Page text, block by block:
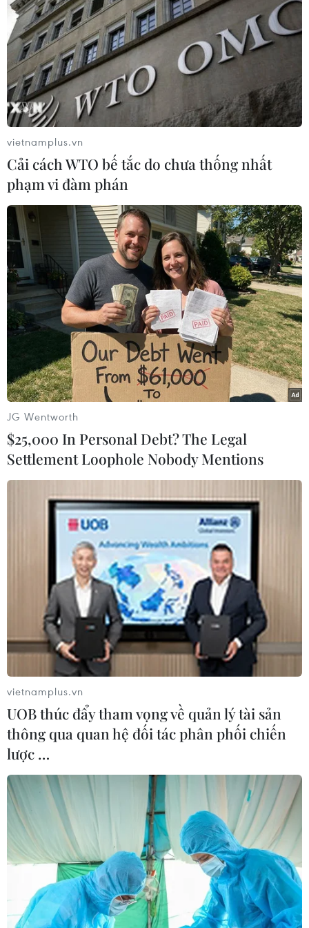
#Dàn âm thanh
#Tổng thống đắc cử Mỹ
#Donald Trump
#Nhà Trắng
#Chuyển giao quyền lực
#Nội các
#Chính phủ Mỹ Mỹ
TIN LIÊN QUAN
Thượng nghị sĩ Đảng Dân chủ đề xuất bãi
bỏ cơ chế đại cử tri
16/11/2016 04:12
Thượng nghị sỹ Barbara Boxer của Đảng Dân chủ đã
giới thiệu một dự luật nhằm bãi bỏ cơ chế cử tri đoàn,
vốn cho phép tỷ phú Donald Trump của Đảng Cộng hòa
đắc cử Tổng thống Mỹ.
Ông Trump đề cử 2 quan chức thời cựu
vietnamplus.vn
Cải cách WTO bế tắc do chưa thống nhất
phạm vi đàm phán
JG Wentworth
$25,000 In Personal Debt? The Legal
Settlement Loophole Nobody Mentions
vietnamplus.vn
UOB thúc đẩy tham vọng về quản lý tài sản
thông qua quan hệ đối tác phân phối chiến
lược …